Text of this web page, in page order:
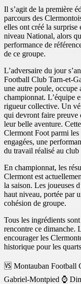
Il s’agit de la première
parcours des
elles ont créé la
niveau National, alors
performance de
de ce groupe.
L’adversaire du jour
Football Club Tarn-et-
une autre poule, occupe
championnat. L’équipe
rigueur collective. Un
qui devront faire preuve
leur belle aventure.
Clermont Foot parmi les
engagées, une
du travail réalisé au
En championnat, les
Clermont est
la saison. Les joueuses
haut niveau, portée par
cohésion de groupe.
Tous les ingrédients
rencontre ce dimanche.
encourager les
historique pour les
🆚 Montauban Football
Gabriel-Montpied ⌚️